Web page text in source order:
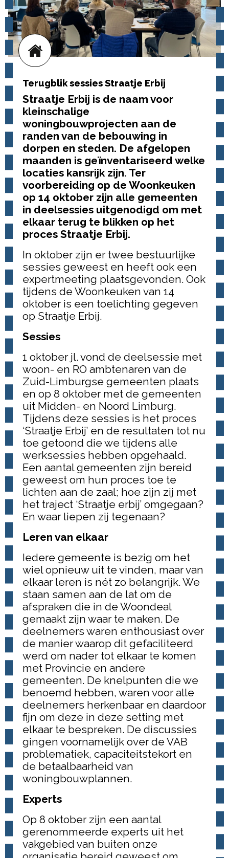
Terugblik sessies Straatje Erbij
Straatje Erbij is de naam voor
kleinschalige
woningbouwprojecten aan de
randen van de bebouwing in
dorpen en steden. De afgelopen
maanden is geïnventariseerd welke
locaties kansrijk zijn. Ter
voorbereiding op de Woonkeuken
op 14 oktober zijn alle gemeenten
in deelsessies uitgenodigd om met
elkaar terug te blikken op het
proces Straatje Erbij.
In oktober zijn er twee bestuurlijke
sessies geweest en heeft ook een
expertmeeting plaatsgevonden. Ook
tijdens de Woonkeuken van 14
oktober is een toelichting gegeven
op Straatje Erbij.
Sessies
1 oktober jl. vond de deelsessie met
woon- en RO ambtenaren van de
Zuid-Limburgse gemeenten plaats
en op 8 oktober met de gemeenten
uit Midden- en Noord Limburg.
Tijdens deze sessies is het proces
‘Straatje Erbij’ en de resultaten tot nu
toe getoond die we tijdens alle
werksessies hebben opgehaald.
Een aantal gemeenten zijn bereid
geweest om hun proces toe te
lichten aan de zaal; hoe zijn zij met
het traject ‘Straatje erbij’ omgegaan?
En waar liepen zij tegenaan?
Leren van elkaar
Iedere gemeente is bezig om het
wiel opnieuw uit te vinden, maar van
elkaar leren is nét zo belangrijk. We
staan samen aan de lat om de
afspraken die in de Woondeal
gemaakt zijn waar te maken. De
deelnemers waren enthousiast over
de manier waarop dit gefaciliteerd
werd om nader tot elkaar te komen
met Provincie en andere
gemeenten. De knelpunten die we
benoemd hebben, waren voor alle
deelnemers herkenbaar en daardoor
fijn om deze in deze setting met
elkaar te bespreken. De discussies
gingen voornamelijk over de VAB
problematiek, capaciteitstekort en
de betaalbaarheid van
woningbouwplannen.
Experts
Op 8 oktober zijn een aantal
gerenommeerde experts uit het
vakgebied van buiten onze